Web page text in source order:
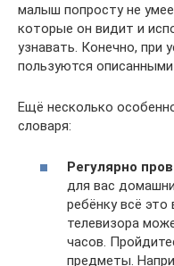
малыш попросту не
которые он видит и
узнавать. Конечно, при
пользуются
Ещё несколько
словаря:
Регулярно
для вас
ребёнку всё
телевизора
часов.
предметы.